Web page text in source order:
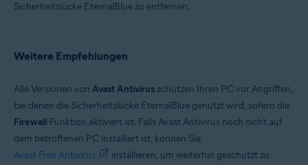
Sicherheitslücke EternalBlue zu entfernen.
Weitere Empfehlungen
Alle Versionen von Avast Antivirus schützen Ihren PC vor Angriffen,
bei denen die Sicherheitslücke EternalBlue genutzt wird, sofern die
Firewall-Funktion aktiviert ist. Falls Avast Antivirus noch nicht auf
dem betroffenen PC installiert ist, können Sie
Avast Free Antivirus
installieren, um weiterhin geschützt zu